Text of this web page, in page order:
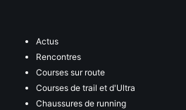
Actus
Rencontres
Courses sur route
Courses de trail et d'Ultra
Chaussures de running